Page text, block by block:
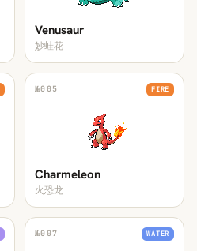
Venusaur
妙蛙花
№005 FIRE
Charmeleon
火恐龙
№007 WATER